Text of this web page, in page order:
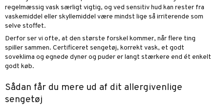
regelmæssig vask særligt vigtig, og ved sensitiv hud kan rester fra
vaskemiddel eller skyllemiddel være mindst lige så irriterende som
selve stoffet.
Derfor ser vi ofte, at den største forskel kommer, når flere ting
spiller sammen. Certificeret sengetøj, korrekt vask, et godt
soveklima og egnede dyner og puderer langt stærkere end ét enkelt
godt køb.
Sådan får du mere ud af dit allergivenlige
sengetøj